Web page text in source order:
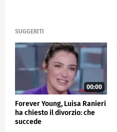
SUGGERITI
00:00
Forever Young, Luisa Ranieri
ha chiesto il divorzio: che
succede